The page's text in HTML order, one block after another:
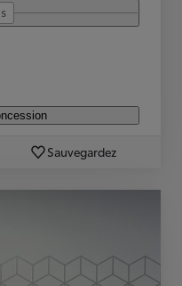
Sauvegardez